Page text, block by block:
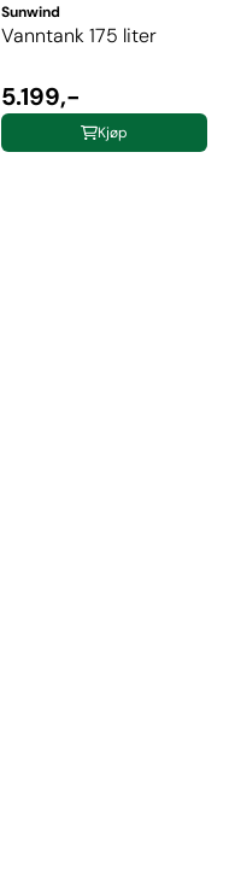
Sunwind
Vanntank 175 liter
5.199,-
Kjøp